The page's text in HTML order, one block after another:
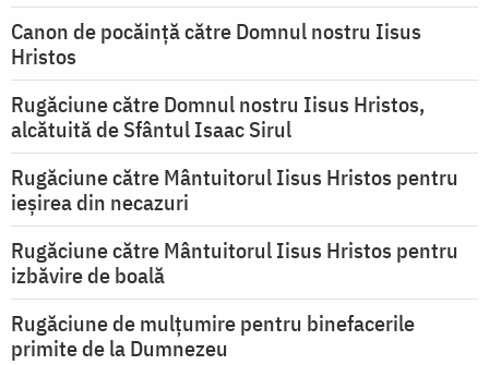
Canon de pocăință către Domnul nostru Iisus
Hristos
Rugăciune către Domnul nostru Iisus Hristos,
alcătuită de Sfântul Isaac Sirul
Rugăciune către Mântuitorul Iisus Hristos pentru
ieşirea din necazuri
Rugăciune către Mântuitorul Iisus Hristos pentru
izbăvire de boală
Rugăciune de mulțumire pentru binefacerile
primite de la Dumnezeu